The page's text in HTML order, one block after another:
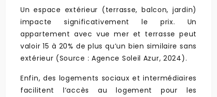
Un espace extérieur (terrasse, balcon, jardin)
impacte significativement le prix. Un
appartement avec vue mer et terrasse peut
valoir 15 à 20% de plus qu’un bien similaire sans
extérieur (Source : Agence Soleil Azur, 2024).
Enfin, des logements sociaux et intermédiaires
facilitent l’accès au logement pour les